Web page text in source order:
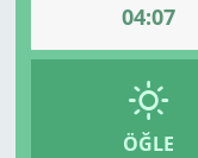
04:07
ÖĞLE